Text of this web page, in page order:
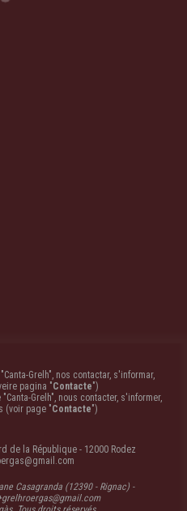
Grelh", nos contactar, s'informar,
pagina "Contacte")
Grelh", nous contacter, s'informer,
(voir page "Contacte")
de la République - 12000 Rodez
Casagranda (12390 - Rignac) -